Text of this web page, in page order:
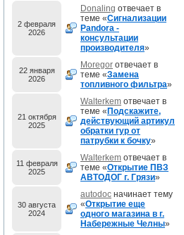
2 февраля
2026
Donaling отвечает в
теме «Сигнализации
Pandora -
консультации
производителя»
22 января
2026
Moregor отвечает в
теме «Замена
топливного фильтра»
21 октября
2025
Walterkem отвечает в
теме « Подскажите,
действующий артикул
обратки гур от
патрубки к бочку»
11 февраля
2025
Walterkem отвечает в
теме «Открытие ПВЗ
АВТОДОГ г. Грязи»
30 августа
2024
autodoc начинает тему
«Открытие еще
одного магазина в г.
Набережные Челны»